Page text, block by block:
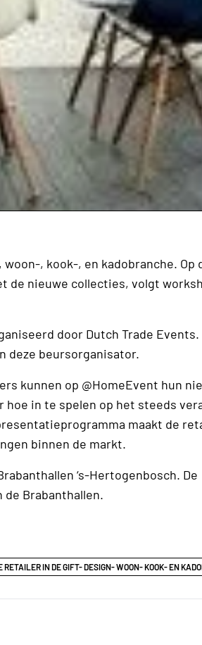
, kook-, en kadobranche. Op
de nieuwe collecties, volgt
door Dutch Trade Events.
deze beursorganisator.
kunnen op @HomeEvent hun
in te spelen op het steeds
maakt de
binnen de markt.
‘s-Hertogenbosch. De
de Brabanthallen.
RETAILER IN DE GIFT- DESIGN- WOON- KOOK- EN